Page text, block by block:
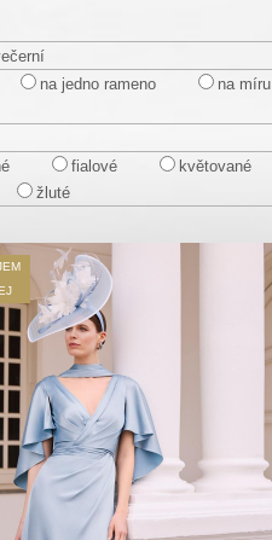
na jedno rameno na míru
fialové květované
žluté